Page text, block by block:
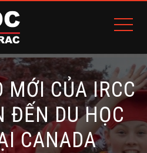
MỚI CỦA IRCC
ĐẾN DU HỌC
CANADA